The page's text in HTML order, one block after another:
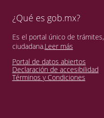
¿Qué es gob.mx?
Es el portal único de
ciudadana.Leer más
Portal de datos abiertos
Declaración de accesibilidad
Términos y Condiciones